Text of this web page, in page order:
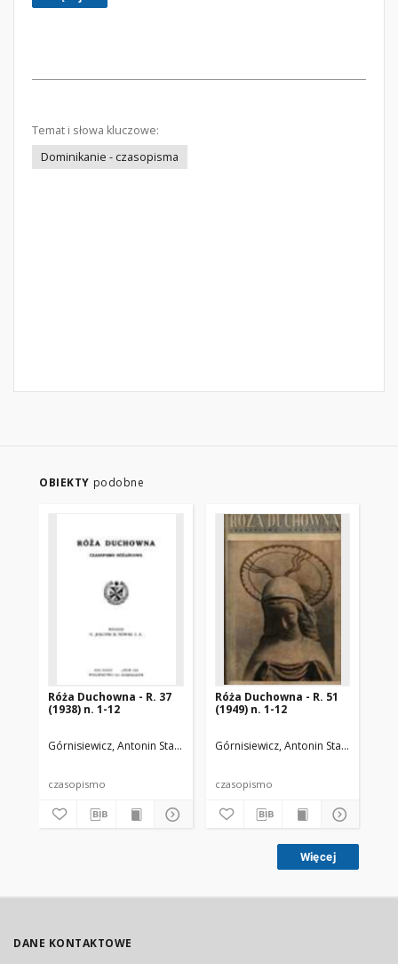
Temat i słowa kluczowe:
Dominikanie - czasopisma
OBIEKTY podobne
Róża Duchowna - R. 37
(1938) n. 1-12
Górnisiewicz, Antonin Stanisław (1871-1948). Red.
czasopismo
Róża Duchowna - R. 51
(1949) n. 1-12
Górnisiewicz, Antonin Stanisław
czasopismo
Więcej
DANE KONTAKTOWE